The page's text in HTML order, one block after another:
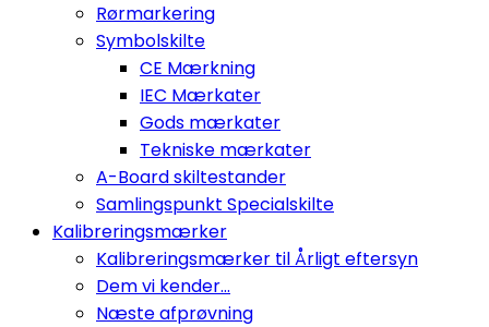
Rørmarkering
Symbolskilte
CE Mærkning
IEC Mærkater
Gods mærkater
Tekniske mærkater
A-Board skiltestander
Samlingspunkt Specialskilte
Kalibreringsmærker
Kalibreringsmærker til Årligt eftersyn
Dem vi kender...
Næste afprøvning